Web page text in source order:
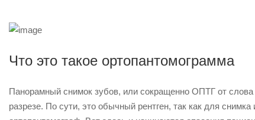
Что это такое ортопантомограмма
Панорамный снимок зубов, или сокращенно ОПТГ от
разрезе. По сути, это обычный рентген, так как для